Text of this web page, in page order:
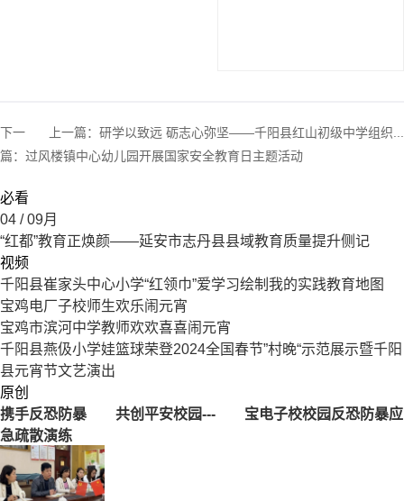
上一篇： 研学以致远 砺志心弥坚——千阳县红山初级中学组织...
下一
篇： 过风楼镇中心幼儿园开展国家安全教育日主题活动
必看
04 / 09月
“红都”教育正焕颜——延安市志丹县县域教育质量提升侧记
视频
千阳县崔家头中心小学“红领巾”爱学习绘制我的实践教育地图
宝鸡电厂子校师生欢乐闹元宵
宝鸡市滨河中学教师欢欢喜喜闹元宵
千阳县燕伋小学娃篮球荣登2024全国春节”村晚“示范展示暨千阳
县元宵节文艺演出
原创
携手反恐防暴 共创平安校园--- 宝电子校校园反恐防暴应
急疏散演练